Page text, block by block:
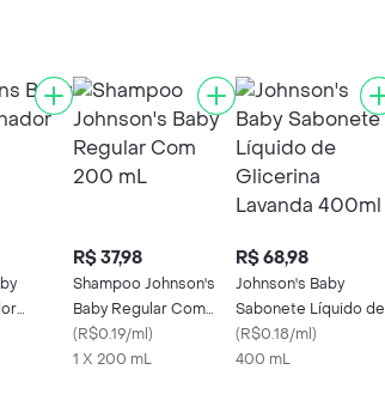
R$ 37,98
Shampoo Johnson's
Baby Regular Com
200 mL
(R$0.19/ml)
1 X 200 mL
R$ 68,98
Johnson's Baby
Sabonete Líquido de
Glicerina Lavanda
400ml
(R$0.18/ml)
400 mL